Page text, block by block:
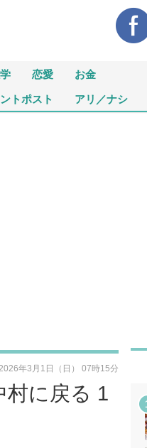
恋愛 お金
トポスト アリ／ナシ
村に戻る 1
年3月1日（日） 07時15分